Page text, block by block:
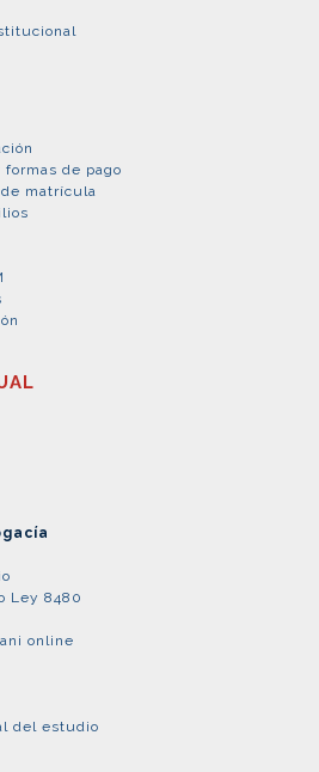
de pago
matrícula
Ley 8480
online
del estudio